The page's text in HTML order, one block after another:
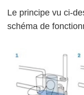
Le principe vu ci-
schéma de